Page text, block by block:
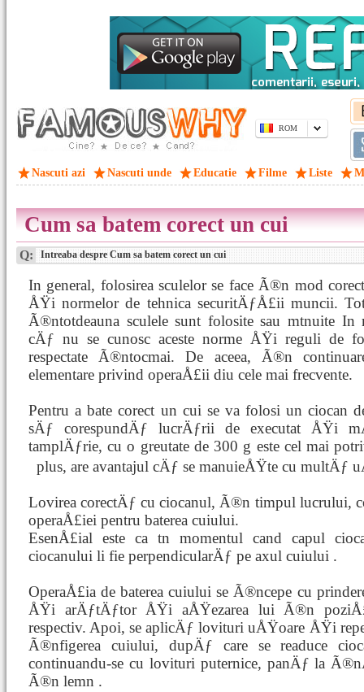
ROM
Nascuti azi Nascuti unde Educatie Filme Liste
Cum sa batem corect un cui
Q: Intreaba despre Cum sa batem corect un cui
In general, folosirea sculelor se face Ã®n mod
ÅŸi normelor de tehnica securitÄƒÅ£ii muncii.
Ã®ntotdeauna sculele sunt folosite sau mtnuite
cÄƒ nu se cunosc aceste norme ÅŸi reguli de
respectate Ã®ntocmai. De aceea, Ã®n
elementare privind operaÅ£ii diu cele mai frecvente.
Pentru a bate corect un cui se va folosi un ciocan
sÄƒ corespundÄƒ lucrÄƒrii de executat ÅŸi
tamplÄƒrie, cu o greutate de 300 g este cel mai
plus, are avantajul cÄƒ se manuieÅŸte cu
Lovirea corectÄƒ cu ciocanul, Ã®n timpul lucrului,
operaÅ£iei pentru baterea cuiului.
EsenÅ£ial este ca tn momentul cand capul
ciocanului li fie perpendicularÄƒ pe axul cuiului .
OperaÅ£ia de baterea cuiului se Ã®ncepe cu
ÅŸi arÄƒtÄƒtor ÅŸi aÅŸezarea lui Ã®n
respectiv. Apoi, se aplicÄƒ lovituri uÅŸoare ÅŸi
Ã®nfigerea cuiului, dupÄƒ care se readuce
continuandu-se cu lovituri puternice, panÄƒ la
Ã®n lemn .